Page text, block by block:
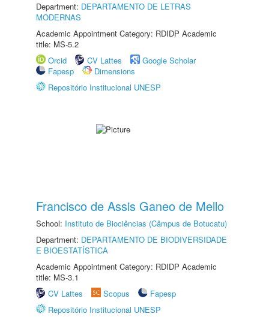
Department: DEPARTAMENTO DE LETRAS
MODERNAS
Academic Appointment Category: RDIDP Academic
title: MS-5.2
Orcid
CV Lattes
Google Scholar
Fapesp
Dimensions
Repositório Institucional UNESP
Francisco de Assis Ganeo de Mello
School: Instituto de Biociências (Câmpus de Botucatu)
Department: DEPARTAMENTO DE BIODIVERSIDADE
E BIOESTATÍSTICA
Academic Appointment Category: RDIDP Academic
title: MS-3.1
CV Lattes
Scopus
Fapesp
Repositório Institucional UNESP